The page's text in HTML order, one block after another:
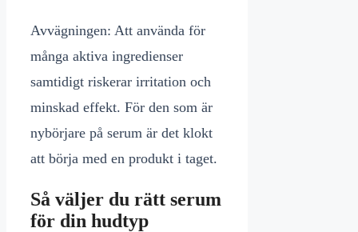
Avvägningen: Att använda för
många aktiva ingredienser
samtidigt riskerar irritation och
minskad effekt. För den som är
nybörjare på serum är det klokt
att börja med en produkt i taget.
Så väljer du rätt serum
för din hudtyp